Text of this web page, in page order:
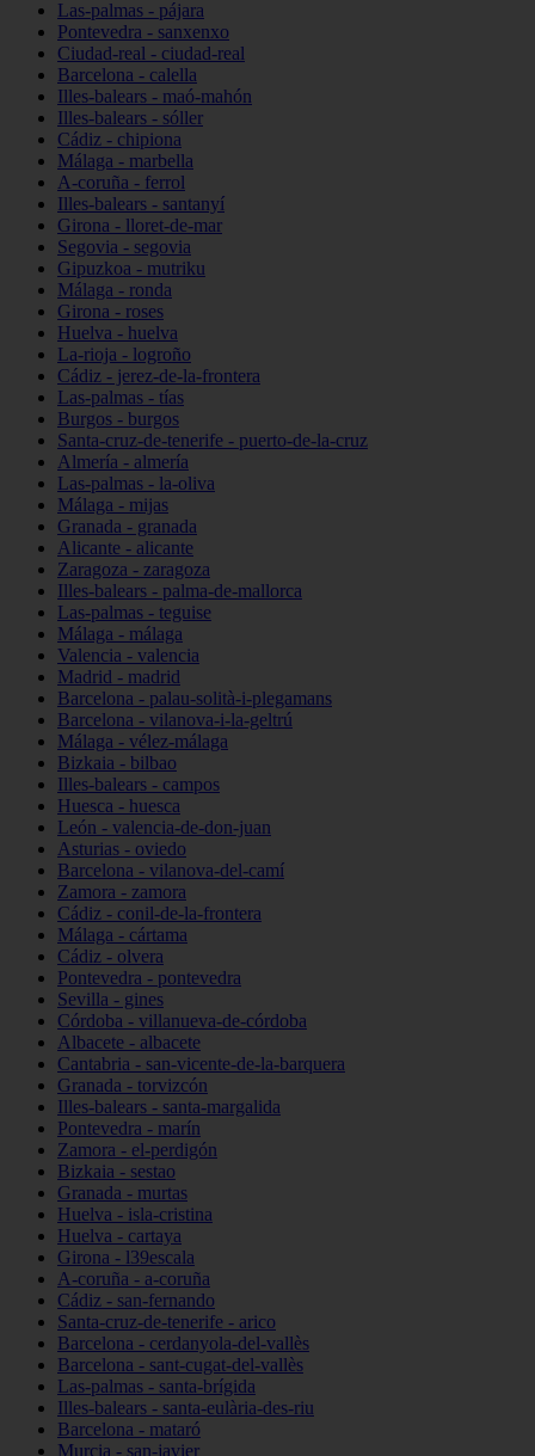
Las-palmas - pájara
Pontevedra - sanxenxo
Ciudad-real - ciudad-real
Barcelona - calella
Illes-balears - maó-mahón
Illes-balears - sóller
Cádiz - chipiona
Málaga - marbella
A-coruña - ferrol
Illes-balears - santanyí
Girona - lloret-de-mar
Segovia - segovia
Gipuzkoa - mutriku
Málaga - ronda
Girona - roses
Huelva - huelva
La-rioja - logroño
Cádiz - jerez-de-la-frontera
Las-palmas - tías
Burgos - burgos
Santa-cruz-de-tenerife - puerto-de-la-cruz
Almería - almería
Las-palmas - la-oliva
Málaga - mijas
Granada - granada
Alicante - alicante
Zaragoza - zaragoza
Illes-balears - palma-de-mallorca
Las-palmas - teguise
Málaga - málaga
Valencia - valencia
Madrid - madrid
Barcelona - palau-solità-i-plegamans
Barcelona - vilanova-i-la-geltrú
Málaga - vélez-málaga
Bizkaia - bilbao
Illes-balears - campos
Huesca - huesca
León - valencia-de-don-juan
Asturias - oviedo
Barcelona - vilanova-del-camí
Zamora - zamora
Cádiz - conil-de-la-frontera
Málaga - cártama
Cádiz - olvera
Pontevedra - pontevedra
Sevilla - gines
Córdoba - villanueva-de-córdoba
Albacete - albacete
Cantabria - san-vicente-de-la-barquera
Granada - torvizcón
Illes-balears - santa-margalida
Pontevedra - marín
Zamora - el-perdigón
Bizkaia - sestao
Granada - murtas
Huelva - isla-cristina
Huelva - cartaya
Girona - l39escala
A-coruña - a-coruña
Cádiz - san-fernando
Santa-cruz-de-tenerife - arico
Barcelona - cerdanyola-del-vallès
Barcelona - sant-cugat-del-vallès
Las-palmas - santa-brígida
Illes-balears - santa-eulària-des-riu
Barcelona - mataró
Murcia - san-javier